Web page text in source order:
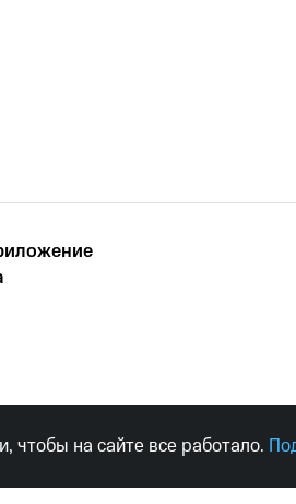
средств, психотропных веществ, их
чтобы на сайте все работало.